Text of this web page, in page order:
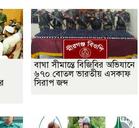
বাঘা সীমান্তে বিজিবির অভিযানে
৬৭০ বোতল ভারতীয় এসকাফ
সিরাপ জব্দ